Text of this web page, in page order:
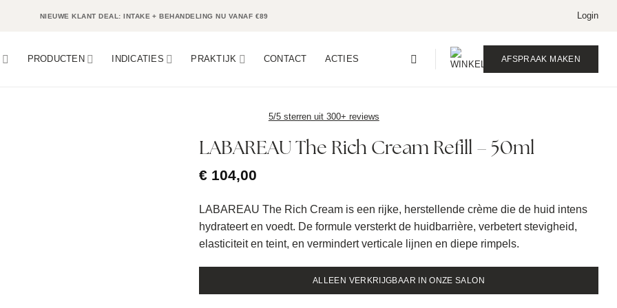
NIEUWE KLANT DEAL: INTAKE + BEHANDELING NU VANAF €89 Login
PRODUCTEN INDICATIES PRAKTIJK CONTACT ACTIES AFSPRAAK MAKEN
5/5 sterren uit 300+ reviews
LABAREAU The Rich Cream Refill – 50ml
€ 104,00
LABAREAU The Rich Cream is een rijke, herstellende crème die de huid intens
hydrateert en voedt. De formule versterkt de huidbarrière, verbetert stevigheid,
elasticiteit en teint, en vermindert verticale lijnen en diepe rimpels.
ALLEEN VERKRIJGBAAR IN ONZE SALON